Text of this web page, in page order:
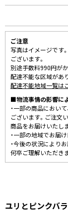
ご注意
写真はイメージです
ございます。
別途手数料990円が
配達不能な区域があ
配達不能地域一覧は
■物流事情の影響に
・一部の商品におい
ございます。ご注文
商品をお届けいたし
・一部の地域でお届
・今後の状況により
何卒ご理解いただき
ユリとピンクバ